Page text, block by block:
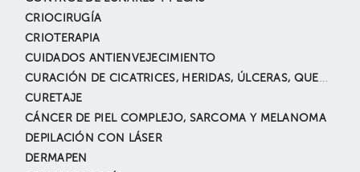
CRIOCIRUGÍA
CRIOTERAPIA
CUIDADOS ANTIENVEJECIMIENTO
CURACIÓN DE CICATRICES, HERIDAS, ÚLCERAS, QUEMADAS. INCLUYE EXTIRPACIÓN O DESBRIDAMIENTO Y CIERRE DIRECTO
CURETAJE
CÁNCER DE PIEL COMPLEJO, SARCOMA Y MELANOMA
DEPILACIÓN CON LÁSER
DERMAPEN